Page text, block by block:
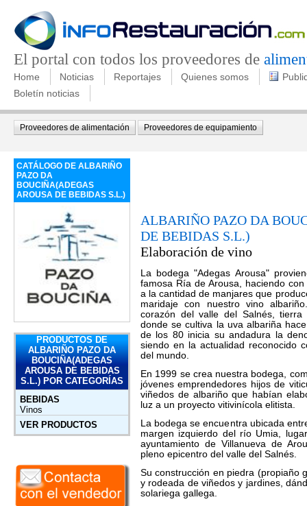
El portal con todos los proveedores de
Home Noticias Reportajes Quienes somos
Boletín noticias
Proveedores de alimentación Proveedores de equipamiento
CATÁLOGO DE ALBARIÑO
PAZO DA
BOUCIÑA(ADEGAS
AROUSA DE BEBIDAS S.L.)
PRODUCTOS DE
ALBARIÑO PAZO DA
BOUCIÑA(ADEGAS
AROUSA DE BEBIDAS
S.L.) POR CATEGORÍAS
BEBIDAS
Vinos
VER PRODUCTOS
ALBARIÑO PAZO DA
DE BEBIDAS S.L.)
Elaboración de vino
La bodega "Adegas Arousa"
famosa Ría de Arousa, haciendo
a la cantidad de manjares que
maridaje con nuestro vino
corazón del valle del Salnés,
donde se cultiva la uva albariña
de los 80 inicia su andadura la
siendo en la actualidad reconocido
del mundo.
En 1999 se crea nuestra bodega,
jóvenes emprendedores hijos de
viñedos de albariño que habían
luz a un proyecto vitivinícola elitista.
La bodega se encuentra ubicada
margen izquierdo del río Umia,
ayuntamiento de Villanueva de
pleno epicentro del valle del Salnés.
Su construcción en piedra (propiaño
y rodeada de viñedos y jardines,
solariega gallega.